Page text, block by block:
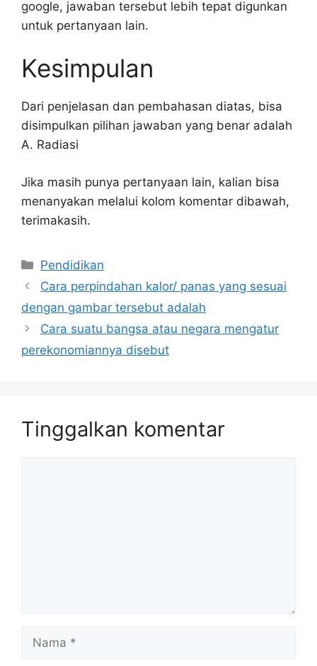
google, jawaban tersebut lebih tepat digunkan
untuk pertanyaan lain.
Kesimpulan
Dari penjelasan dan pembahasan diatas, bisa
disimpulkan pilihan jawaban yang benar adalah
A. Radiasi
Jika masih punya pertanyaan lain, kalian bisa
menanyakan melalui kolom komentar dibawah,
terimakasih.
Kategori
Pendidikan
Cara perpindahan kalor/ panas yang sesuai
dengan gambar tersebut adalah
Cara suatu bangsa atau negara mengatur
perekonomiannya disebut
Tinggalkan komentar